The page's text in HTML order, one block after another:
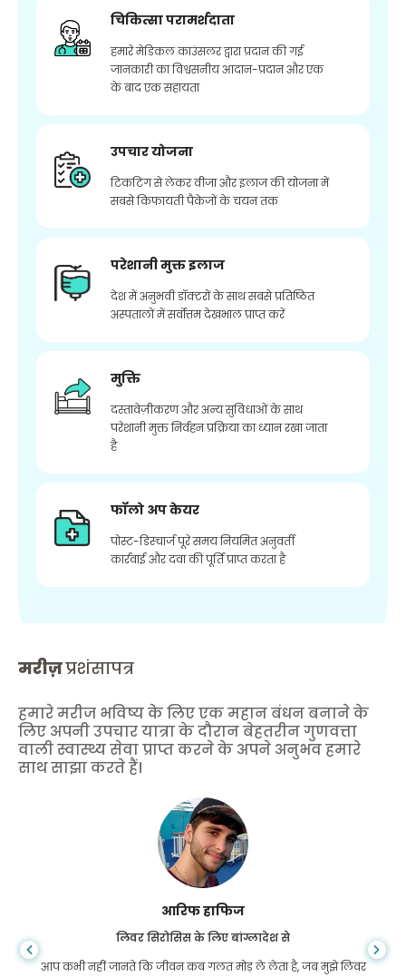
चिकित्सा परामर्शदाता
हमारे मेडिकल काउंसलर द्वारा प्रदान की गई
जानकारी का विश्वसनीय आदान-प्रदान और एक
के बाद एक सहायता
उपचार योजना
टिकटिंग से लेकर वीजा और इलाज की योजना में
सबसे किफायती पैकेजों के चयन तक
परेशानी मुक्त इलाज
देश में अनुभवी डॉक्टरों के साथ सबसे प्रतिष्ठित
अस्पतालों में सर्वोत्तम देखभाल प्राप्त करें
मुक्ति
दस्तावेज़ीकरण और अन्य सुविधाओं के साथ
परेशानी मुक्त निर्वहन प्रक्रिया का ध्यान रखा जाता
है
फॉलो अप केयर
पोस्ट-डिस्चार्ज पूरे समय नियमित अनुवर्ती
कार्रवाई और दवा की पूर्ति प्राप्त करता है
मरीज़प्रशंसापत्र
हमारे मरीज भविष्य के लिए एक महान बंधन बनाने के
लिए अपनी उपचार यात्रा के दौरान बेहतरीन गुणवत्ता
वाली स्वास्थ्य सेवा प्राप्त करने के अपने अनुभव हमारे
साथ साझा करते हैं।
आरिफ हाफिज
लिवर सिरोसिस के लिए बांग्लादेश से
आप कभी नहीं जानते कि जीवन कब गलत मोड़ ले लेता है, जब मुझे लिवर